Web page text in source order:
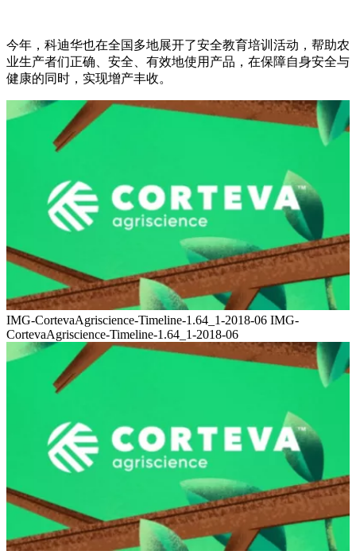
今年，科迪华也在全国多地展开了安全教育培训活动，帮助农
业生产者们正确、安全、有效地使用产品，在保障自身安全与
健康的同时，实现增产丰收。
IMG-CortevaAgriscience-Timeline-1.64_1-2018-06 IMG-
CortevaAgriscience-Timeline-1.64_1-2018-06